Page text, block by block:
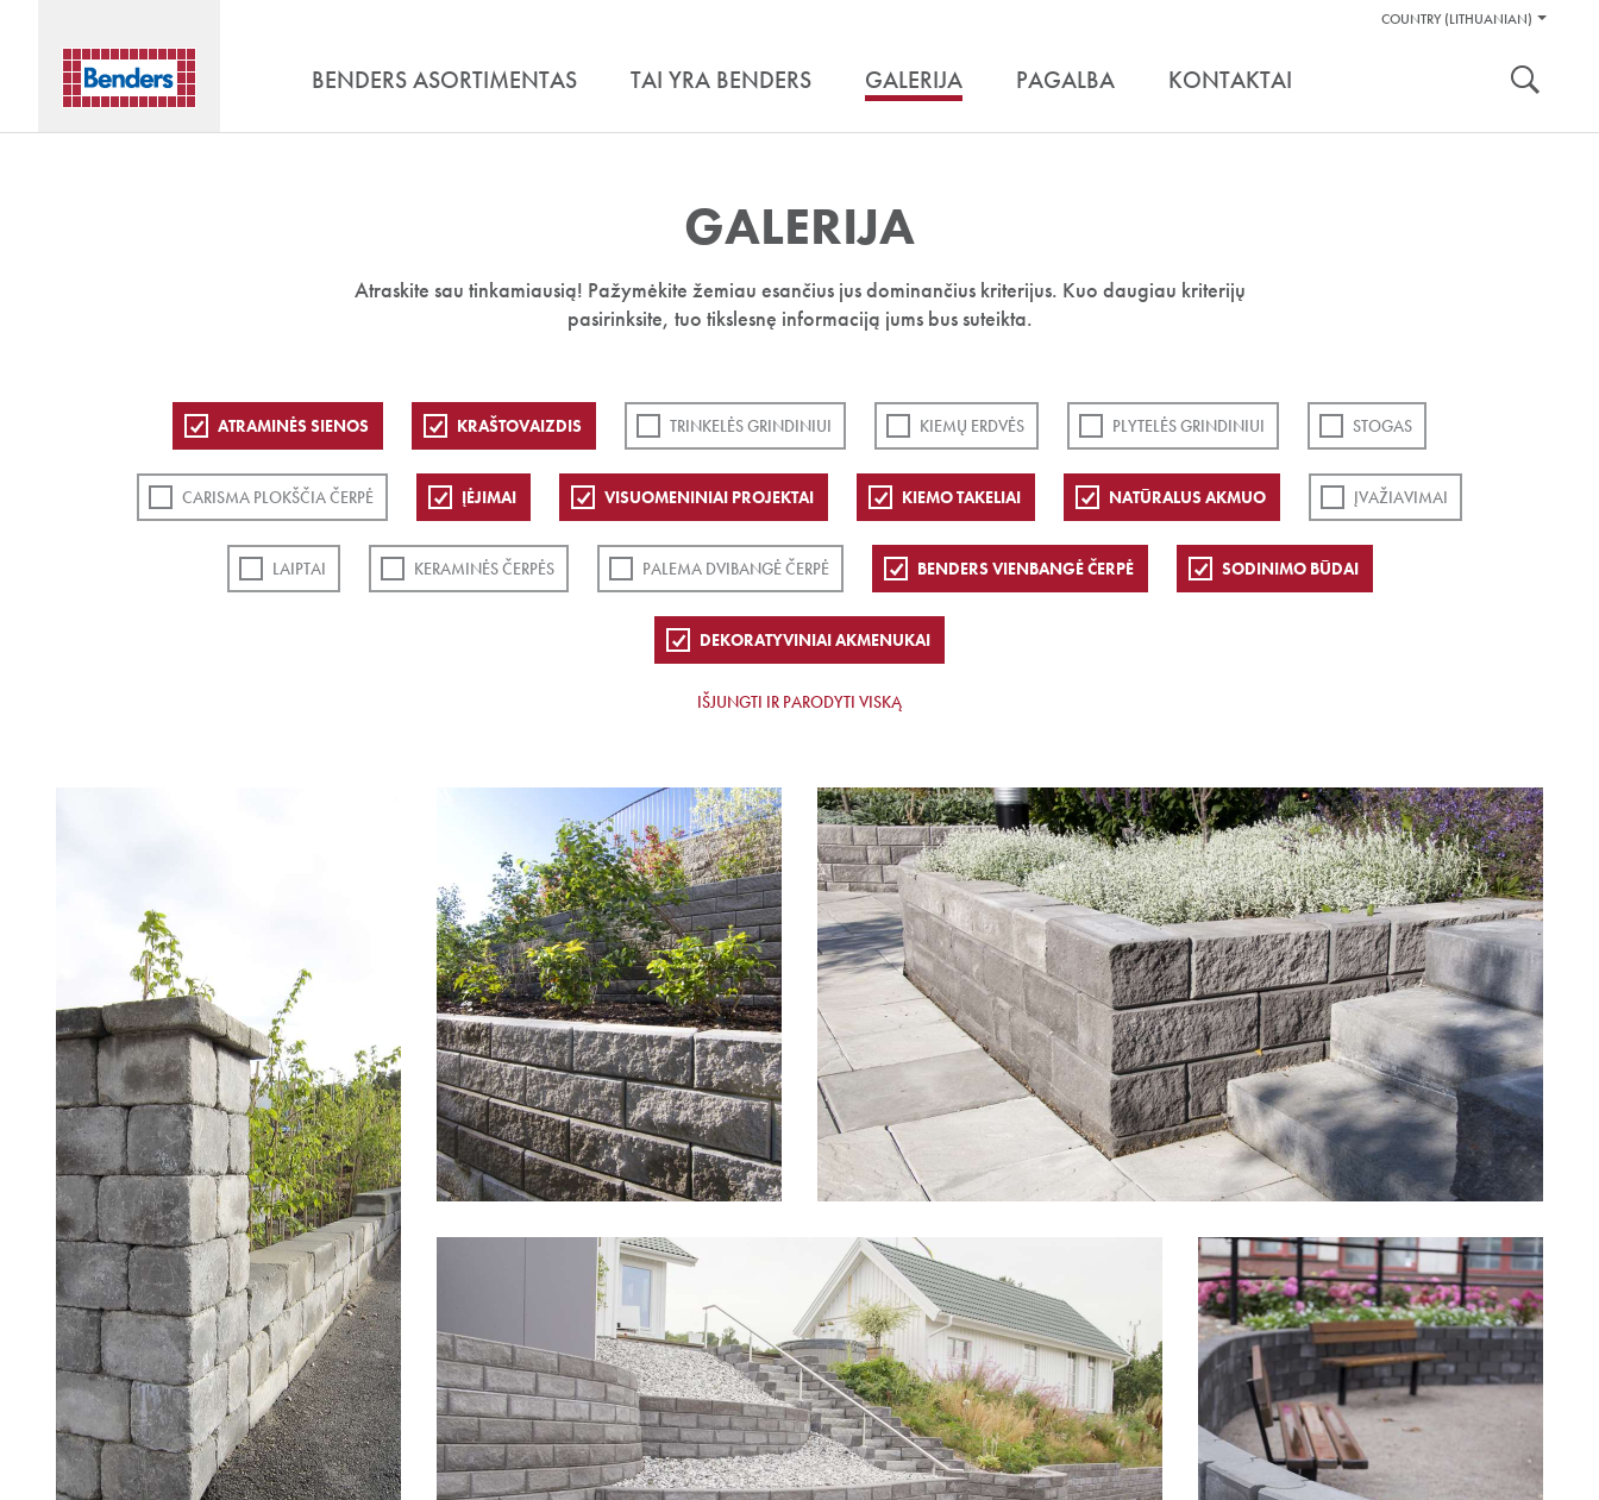
Pagalbos
COUNTRY (LITHUANIAN)
BENDERS ASORTIMENTAS TAI YRA BENDERS GALERIJA PAGALBA KONTAKTAI
GALERIJA
Atraskite sau tinkamiausią! Pažymėkite žemiau esančius jus dominančius kriterijus. Kuo daugiau kriterijų
pasirinksite, tuo tikslesnę informaciją jums bus suteikta.
ATRAMINĖS SIENOS KRAŠTOVAIZDIS TRINKELĖS GRINDINIUI KIEMŲ ERDVĖS PLYTELĖS GRINDINIUI STOGAS
CARISMA PLOKŠČIA ČERPĖ ĮĖJIMAI VISUOMENINIAI PROJEKTAI KIEMO TAKELIAI NATŪRALUS AKMUO ĮVAŽIAVIMAI
LAIPTAI KERAMINĖS ČERPĖS PALEMA DVIBANGĖ ČERPĖ BENDERS VIENBANGĖ ČERPĖ SODINIMO BŪDAI
DEKORATYVINIAI AKMENUKAI
IŠJUNGTI IR PARODYTI VISKĄ